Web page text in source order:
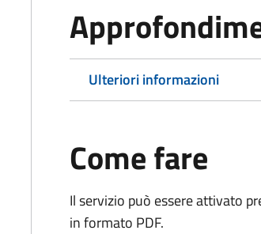
Ulteriori informazioni
Come fare
Il servizio può essere attivato
in formato PDF.